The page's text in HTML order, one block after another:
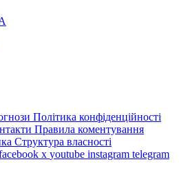
Політика конфіденційності
Правила коментування
Структура власності
x youtube instagram telegram